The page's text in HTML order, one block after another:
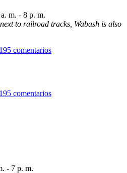
m. - 8 p. m.
to railroad tracks, Wabash is also
comentarios
comentarios
- 7 p. m.